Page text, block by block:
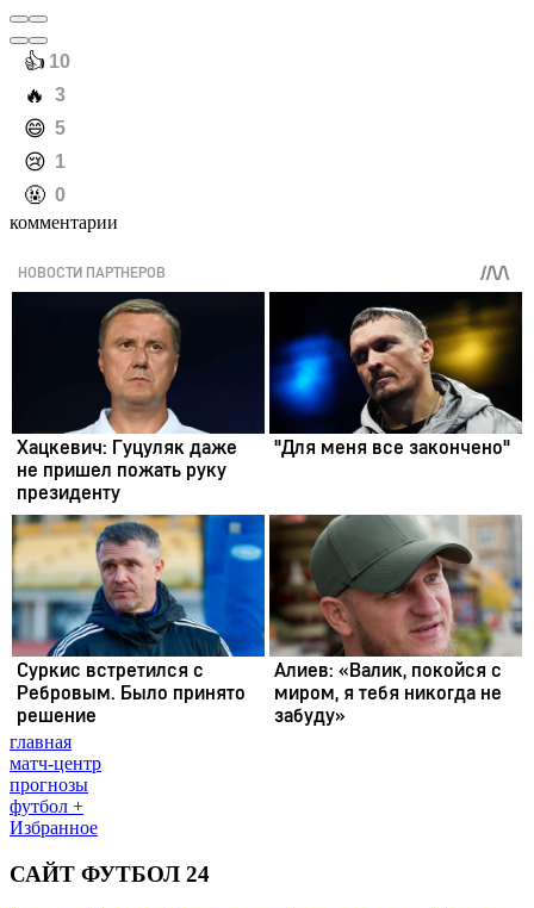
️👍 10
️🔥 3
️😄 5
️😢 1
️🤬 0
комментарии
главная
матч-центр
прогнозы
футбол +
Избранное
САЙТ ФУТБОЛ 24